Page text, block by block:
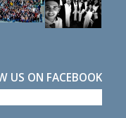
US ON FACEBOOK